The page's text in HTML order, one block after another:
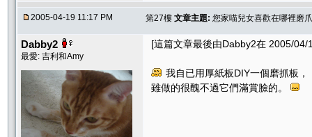
2005-04-19 11:17 PM 第27樓 文章主題: 您家喵兒女喜歡在哪裡磨
Dabby2
最愛: 吉利和Amy
[這篇文章最後由Dabby2在 2005/
我自已用厚紙板DIY一個磨抓板，
雖做的很醜不過它們滿賞臉的。